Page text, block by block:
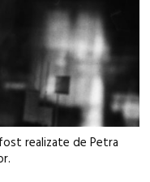
realizate de Petra